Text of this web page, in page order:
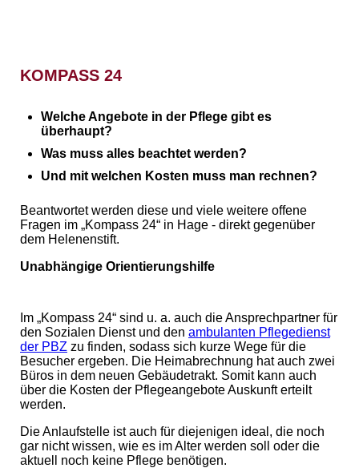
KOMPASS 24
Welche Angebote in der Pflege gibt es
überhaupt?
Was muss alles beachtet werden?
Und mit welchen Kosten muss man rechnen?
Beantwortet werden diese und viele weitere offene
Fragen im „Kompass 24“ in Hage - direkt gegenüber
dem Helenenstift.
Unabhängige Orientierungshilfe
Im „Kompass 24“ sind u. a. auch die Ansprechpartner für
den Sozialen Dienst und den ambulanten Pflegedienst
der PBZ zu finden, sodass sich kurze Wege für die
Besucher ergeben. Die Heimabrechnung hat auch zwei
Büros in dem neuen Gebäudetrakt. Somit kann auch
über die Kosten der Pflegeangebote Auskunft erteilt
werden.
Die Anlaufstelle ist auch für diejenigen ideal, die noch
gar nicht wissen, wie es im Alter werden soll oder die
aktuell noch keine Pflege benötigen.